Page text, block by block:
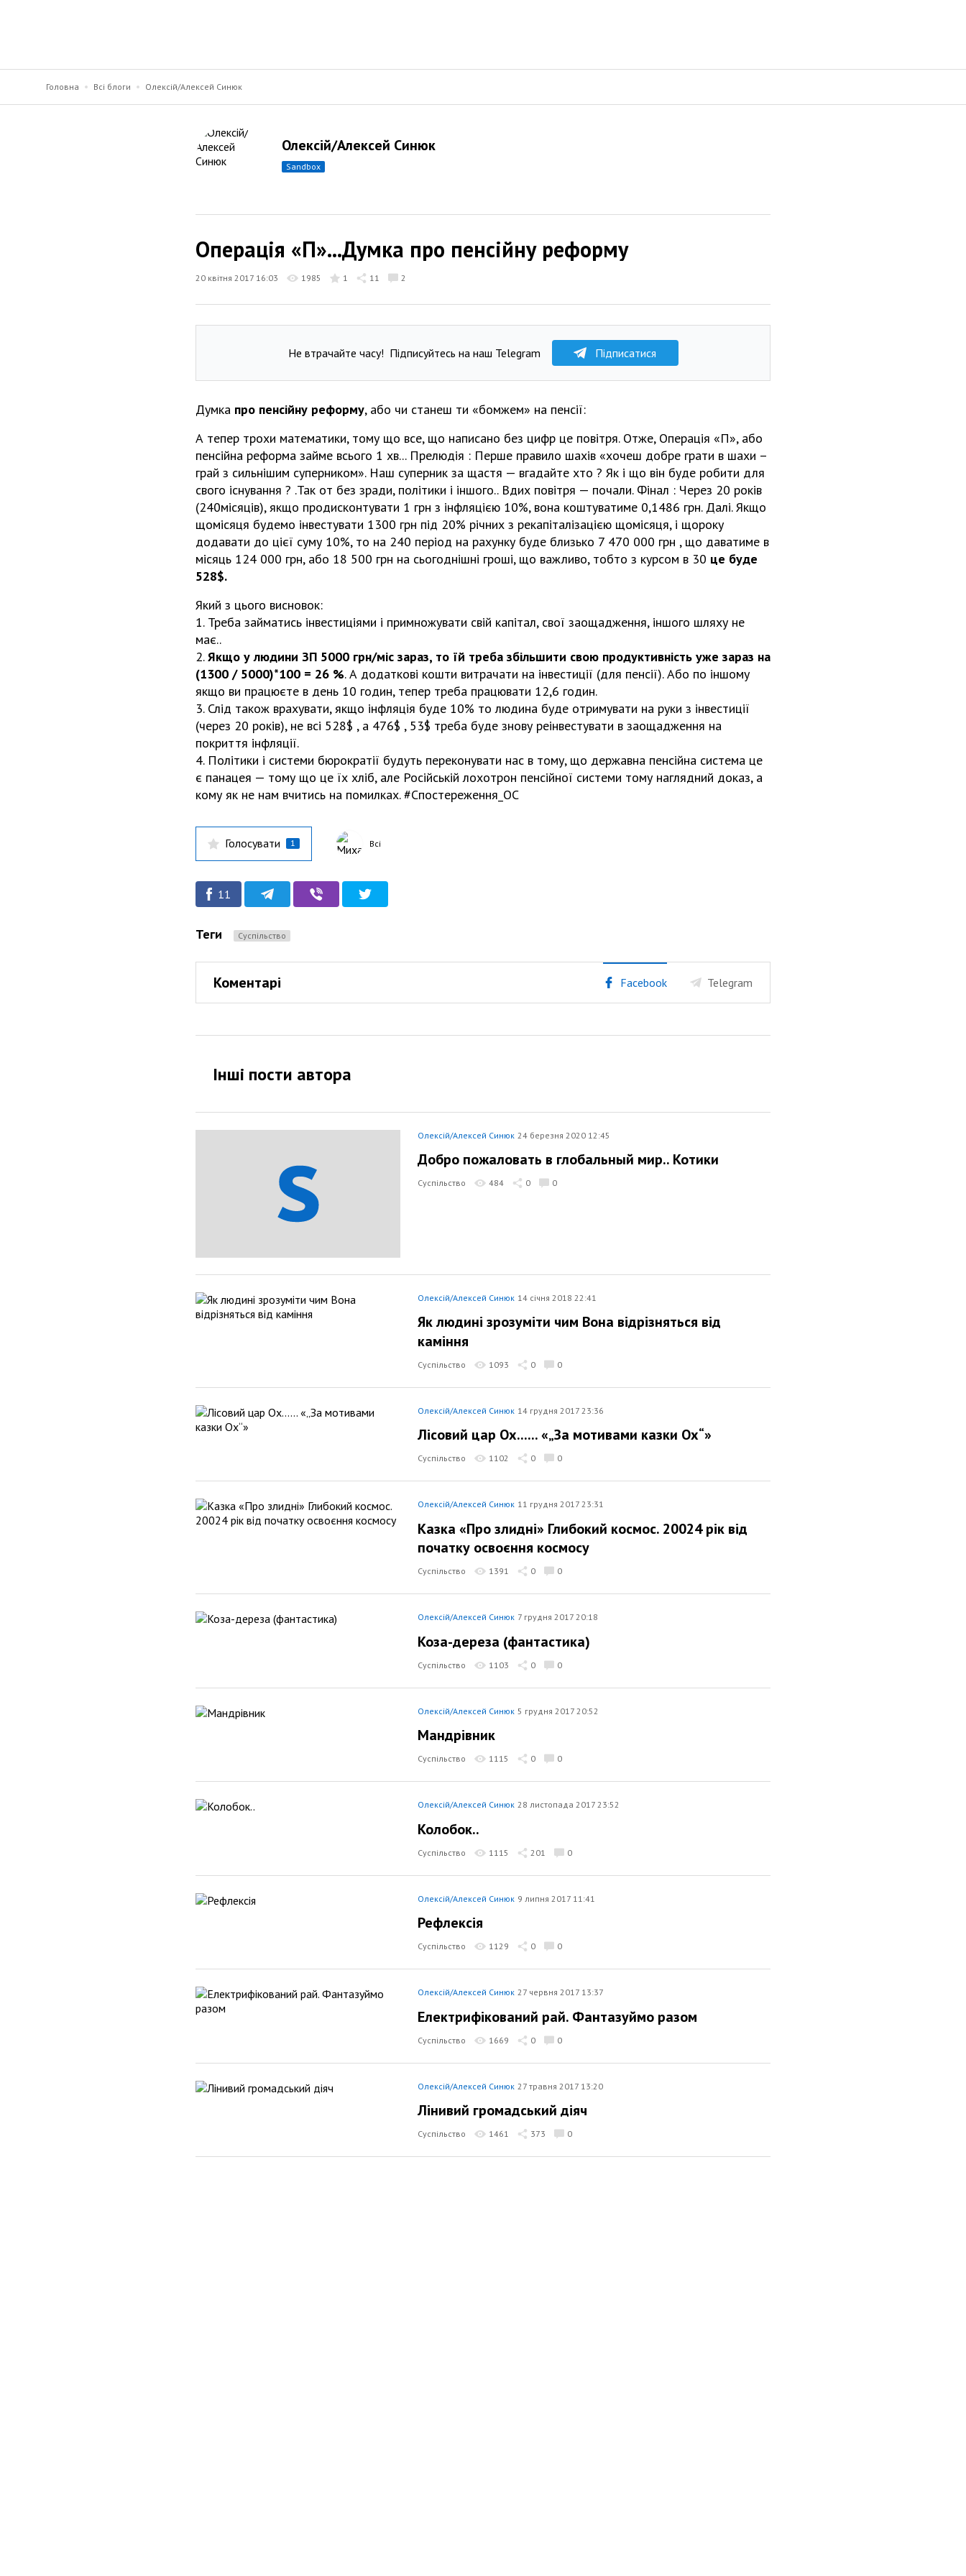
Головна Всі блоги Олексій/Алексей Синюк
Олексій/Алексей Синюк
sandbox
Операція «П»...Думка про пенсійну реформу
20 квітня 2017 16:03 1985 1 11 2
Не втрачайте часу! Підписуйтесь на наш Telegram Підписатися
Думка про пенсійну реформу, або чи станеш ти «бомжем» на пенсії:
А тепер трохи математики, тому що все, що написано без цифр це повітря. Отже, Операція «П», або
пенсійна реформа займе всього 1 хв... Прелюдія : Перше правило шахів «хочеш добре грати в шахи –
грай з сильнішим суперником». Наш суперник за щастя — вгадайте хто ? Як і що він буде робити для
свого існування ? .Так от без зради, політики і іншого.. Вдих повітря — почали. Фінал : Через 20 років
(240місяців), якщо продисконтувати 1 грн з інфляцією 10%, вона коштуватиме 0,1486 грн. Далі. Якщо
щомісяця будемо інвестувати 1300 грн під 20% річних з рекапіталізацією щомісяця, і щороку
додавати до цієї суму 10%, то на 240 період на рахунку буде близько 7 470 000 грн , що даватиме в
місяць 124 000 грн, або 18 500 грн на сьогоднішні гроші, що важливо, тобто з курсом в 30 це буде
528$.
Який з цього висновок:
1. Треба займатись інвестиціями і примножувати свій капітал, свої заощадження, іншого шляху не
має..
2. Якщо у людини ЗП 5000 грн/міс зараз, то їй треба збільшити свою продуктивність уже зараз на
(1300 / 5000)*100 = 26 %. А додаткові кошти витрачати на інвестиції (для пенсії). Або по іншому
якщо ви працюєте в день 10 годин, тепер треба працювати 12,6 годин.
3. Слід також врахувати, якщо інфляція буде 10% то людина буде отримувати на руки з інвестиції
(через 20 років), не всі 528$ , а 476$ , 53$ треба буде знову реінвестувати в заощадження на
покриття інфляції.
4. Політики і системи бюрократії будуть переконувати нас в тому, що державна пенсійна система це
є панацея — тому що це їх хліб, але Російській лохотрон пенсійної системи тому наглядний доказ, а
кому як не нам вчитись на помилках. #Спостереження_ОC
Голосувати 1 Всі
11
Теги Суспільство
Коментарі Facebook Telegram
Інші пости автора
Олексій/Алексей Синюк 24 березня 2020 12:45
Добро пожаловать в глобальный мир.. Котики
Суспільство 484 0 0
Олексій/Алексей Синюк 14 січня 2018 22:41
Як людині зрозуміти чим Вона відрізняться від
каміння
Суспільство 1093 0 0
Олексій/Алексей Синюк 14 грудня 2017 23:36
Лісовий цар Ох...... «„За мотивами казки Ох“»
Суспільство 1102 0 0
Олексій/Алексей Синюк 11 грудня 2017 23:31
Казка «Про злидні» Глибокий космос. 20024 рік від
початку освоєння космосу
Суспільство 1391 0 0
Олексій/Алексей Синюк 7 грудня 2017 20:18
Коза-дереза (фантастика)
Суспільство 1103 0 0
Олексій/Алексей Синюк 5 грудня 2017 20:52
Мандрівник
Суспільство 1115 0 0
Олексій/Алексей Синюк 28 листопада 2017 23:52
Колобок..
Суспільство 1115 201 0
Олексій/Алексей Синюк 9 липня 2017 11:41
Рефлексія
Суспільство 1129 0 0
Олексій/Алексей Синюк 27 червня 2017 13:37
Електрифікований рай. Фантазуймо разом
Суспільство 1669 0 0
Олексій/Алексей Синюк 27 травня 2017 13:20
Лінивий громадський діяч
Суспільство 1461 373 0